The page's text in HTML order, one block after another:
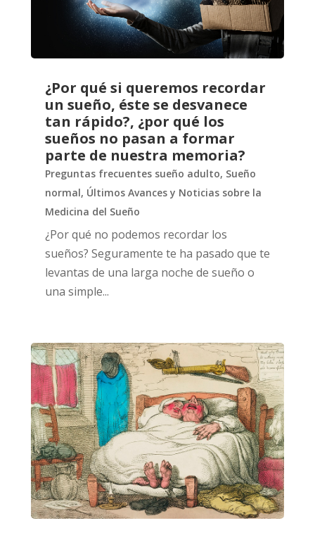
¿Por qué si queremos recordar
un sueño, éste se desvanece
tan rápido?, ¿por qué los
sueños no pasan a formar
parte de nuestra memoria?
Preguntas frecuentes sueño adulto, Sueño
normal, Últimos Avances y Noticias sobre la
Medicina del Sueño
¿Por qué no podemos recordar los
sueños? Seguramente te ha pasado que te
levantas de una larga noche de sueño o
una simple...